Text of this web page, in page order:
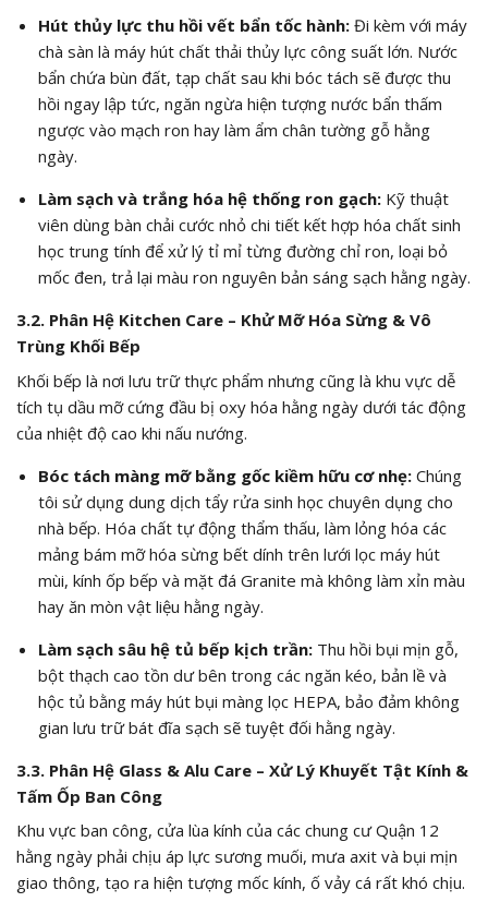
Hút thủy lực thu hồi vết bẩn tốc hành:Đi kèm với máy
chà sàn là máy hút chất thải thủy lực công suất lớn. Nước
bẩn chứa bùn đất, tạp chất sau khi bóc tách sẽ được thu
hồi ngay lập tức, ngăn ngừa hiện tượng nước bẩn thấm
ngược vào mạch ron hay làm ẩm chân tường gỗ hằng
ngày.
Làm sạch và trắng hóa hệ thống ron gạch:Kỹ thuật
viên dùng bàn chải cước nhỏ chi tiết kết hợp hóa chất sinh
học trung tính để xử lý tỉ mỉ từng đường chỉ ron, loại bỏ
mốc đen, trả lại màu ron nguyên bản sáng sạch hằng ngày.
3.2. Phân Hệ Kitchen Care – Khử Mỡ Hóa Sừng & Vô
Trùng Khối Bếp
Khối bếp là nơi lưu trữ thực phẩm nhưng cũng là khu vực dễ
tích tụ dầu mỡ cứng đầu bị oxy hóa hằng ngày dưới tác động
của nhiệt độ cao khi nấu nướng.
Bóc tách màng mỡ bằng gốc kiềm hữu cơ nhẹ:Chúng
tôi sử dụng dung dịch tẩy rửa sinh học chuyên dụng cho
nhà bếp. Hóa chất tự động thẩm thấu, làm lỏng hóa các
mảng bám mỡ hóa sừng bết dính trên lưới lọc máy hút
mùi, kính ốp bếp và mặt đá Granite mà không làm xỉn màu
hay ăn mòn vật liệu hằng ngày.
Làm sạch sâu hệ tủ bếp kịch trần:Thu hồi bụi mịn gỗ,
bột thạch cao tồn dư bên trong các ngăn kéo, bản lề và
hộc tủ bằng máy hút bụi màng lọc HEPA, bảo đảm không
gian lưu trữ bát đĩa sạch sẽ tuyệt đối hằng ngày.
3.3. Phân Hệ Glass & Alu Care – Xử Lý Khuyết Tật Kính &
Tấm Ốp Ban Công
Khu vực ban công, cửa lùa kính của các chung cư Quận 12
hằng ngày phải chịu áp lực sương muối, mưa axit và bụi mịn
giao thông, tạo ra hiện tượng mốc kính, ố vảy cá rất khó chịu.